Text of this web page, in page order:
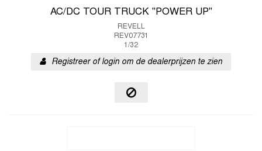
AC/DC TOUR TRUCK "POWER UP"
REVELL
REV07731
1/32
Registreer of login om de dealerprijzen te zien